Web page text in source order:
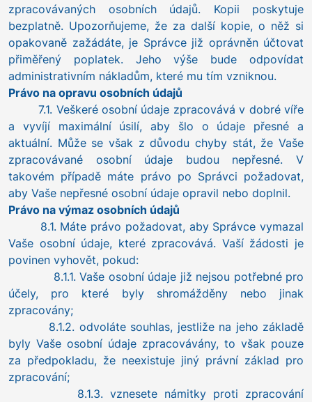
zpracovávaných osobních údajů. Kopii poskytuje
bezplatně. Upozorňujeme, že za další kopie, o něž si
opakovaně zažádáte, je Správce již oprávněn účtovat
přiměřený poplatek. Jeho výše bude odpovídat
administrativním nákladům, které mu tím vzniknou.
Právo na opravu osobních údajů
7.1. Veškeré osobní údaje zpracovává v dobré víře
a vyvíjí maximální úsilí, aby šlo o údaje přesné a
aktuální. Může se však z důvodu chyby stát, že Vaše
zpracovávané osobní údaje budou nepřesné. V
takovém případě máte právo po Správci požadovat,
aby Vaše nepřesné osobní údaje opravil nebo doplnil.
Právo na výmaz osobních údajů
8.1. Máte právo požadovat, aby Správce vymazal
Vaše osobní údaje, které zpracovává. Vaší žádosti je
povinen vyhovět, pokud:
8.1.1. Vaše osobní údaje již nejsou potřebné pro
účely, pro které byly shromážděny nebo jinak
zpracovány;
8.1.2. odvoláte souhlas, jestliže na jeho základě
byly Vaše osobní údaje zpracovávány, to však pouze
za předpokladu, že neexistuje jiný právní základ pro
zpracování;
8.1.3. vznesete námitky proti zpracování